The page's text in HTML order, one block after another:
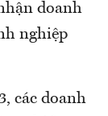
doanh
nghiệp
các doanh